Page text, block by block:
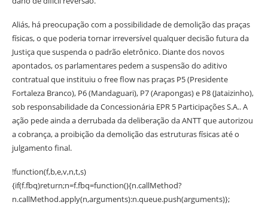
Aliás, há preocupação com a possibilidade de demolição das praças
físicas, o que poderia tornar irreversível qualquer decisão futura da
Justiça que suspenda o padrão eletrônico. Diante dos novos
apontados, os parlamentares pedem a suspensão do aditivo
contratual que instituiu o free flow nas praças P5 (Presidente
Fortaleza Branco), P6 (Mandaguari), P7 (Arapongas) e P8 (Jataizinho),
sob responsabilidade da Concessionária EPR 5 Participações S.A.. A
ação pede ainda a derrubada da deliberação da ANTT que autorizou
a cobrança, a proibição da demolição das estruturas físicas até o
julgamento final.
!function(f,b,e,v,n,t,s)
{if(f.fbq)return;n=f.fbq=function(){n.callMethod?
n.callMethod.apply(n,arguments):n.queue.push(arguments)};